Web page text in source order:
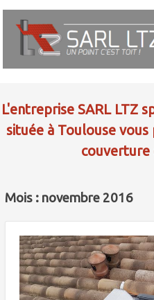
L'entreprise SARL LTZ
située à Toulouse
couverture
Mois : novembre 2016